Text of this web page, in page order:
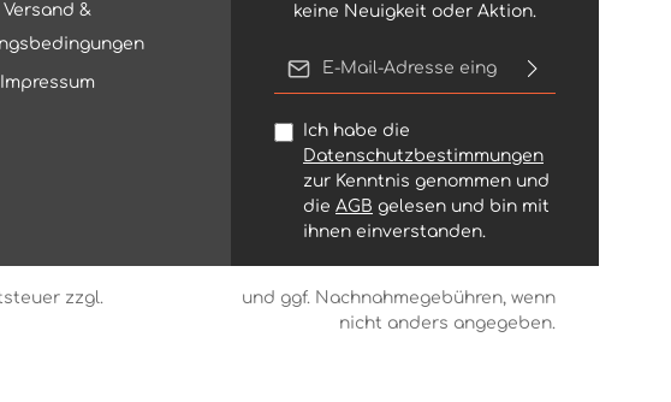
keine Neuigkeit oder Aktion.
Ich habe die
Datenschutzbestimmungen
zur Kenntnis genommen und
die AGB gelesen und bin mit
ihnen einverstanden.
Versand &
Impressum
zzgl.
und ggf. Nachnahmegebühren, wenn
nicht anders angegeben.